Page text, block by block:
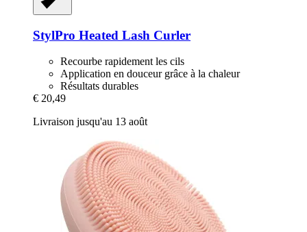
StylPro Heated Lash Curler
Recourbe rapidement les cils
Application en douceur grâce à la chaleur
Résultats durables
€ 20,49
Livraison jusqu'au 13 août